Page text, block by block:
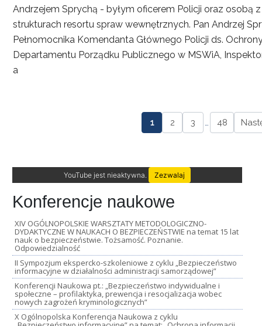
Andrzejem Sprychą - byłym oficerem Policji oraz osobą
strukturach resortu spraw wewnętrznych. Pan Andrzej
Pełnomocnika Komendanta Głównego Policji ds.
Departamentu Porządku Publicznego w MSWiA,
a
1 2 3 … 48
YouTube jest nieaktywna. Zezwalaj
Konferencje naukowe
XIV OGÓLNOPOLSKIE WARSZTATY METODOLOGICZNO-
DYDAKTYCZNE W NAUKACH O BEZPIECZEŃSTWIE na temat 15 lat
nauk o bezpieczeństwie. Tożsamość. Poznanie.
Odpowiedzialność
II Sympozjum ekspercko-szkoleniowe z cyklu „Bezpieczeństwo
informacyjne w działalności administracji samorządowej”
Konferencji Naukowa pt.: „Bezpieczeństwo indywidualne i
społeczne – profilaktyka, prewencja i resocjalizacja wobec
nowych zagrożeń kryminologicznych”
X Ogólnopolska Konferencja Naukowa z cyklu